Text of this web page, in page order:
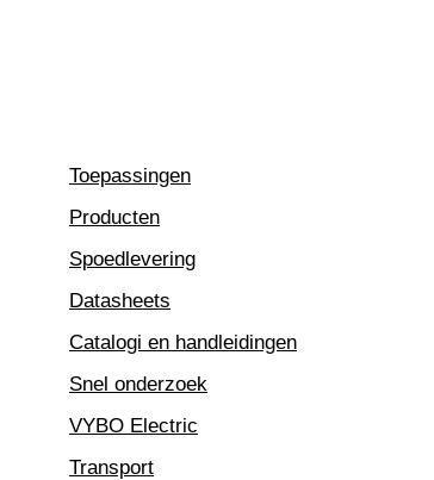
Toepassingen
Producten
Spoedlevering
Datasheets
Catalogi en handleidingen
Snel onderzoek
VYBO Electric
Transport